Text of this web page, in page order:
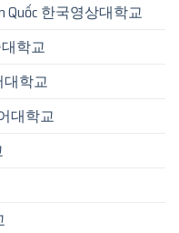
Quốc 한국영상대학교
학교
대학교
대학교